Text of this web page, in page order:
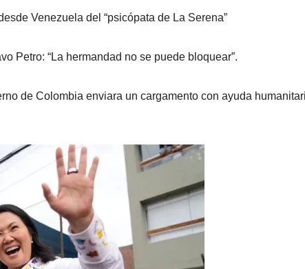
Venezuela del “psicópata de La Serena”
Petro: “La hermandad no se puede bloquear”.
de Colombia enviara un cargamento con ayuda